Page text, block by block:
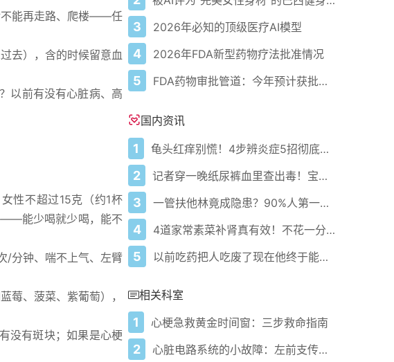
不能再走路、爬楼——任
去），含的时候留意血
以前有没有心脏病、高
性不超过15克（约1杯
——能少喝就少喝，能不
/分钟、喘不上气、左臂
莓、菠菜、紫葡萄），
没有斑块；如果是心梗
3 2026年必知的顶级医疗AI模型
4 2026年FDA新型药物疗法批准情况
5 FDA药物审批管道：今年预计获批的关键新疗法
国内资讯
1 龟头红痒别慌！4步辨炎症5招彻底防复发
2 记者穿一晚纸尿裤血里查出毒！宝宝血液浓度竟是成人的5倍？
3 一管扶他林竟成隐患？90%人第一步就错了！
4 4道家常素菜补肾真有效！不花一分钱还比生蚝更温和
5 以前吃药把人吃废了现在他终于能好起来了
相关科室
1 心梗急救黄金时间窗：三步救命指南
2 心脏电路系统的小故障：左前支传导阻滞到底有多危险？